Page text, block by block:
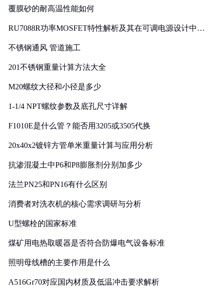
覆膜砂的耐高温性能如何
RU7088R功率MOSFET特性解析及其在可调电源设计中的
不锈钢通风 管道施工
201不锈钢重量计算方法大全
M20螺纹大径和小径是多少
1-1/4 NPT螺纹参数及底孔尺寸详解
F1010E是什么管？能否用3205或3505代换
20x40x2镀锌方管单米重量计算与应用分析
抗渗混凝土中P6和P8膨胀剂分别加多少
法兰PN25和PN16有什么区别
消费者对洗衣机的核心需求调研与分析
U型螺栓的国家标准
煤矿用电热取暖器是否符合防爆电气设备标准
照明母线槽的主要作用是什么
A516Gr70对应国内材质及低温冲击要求解析